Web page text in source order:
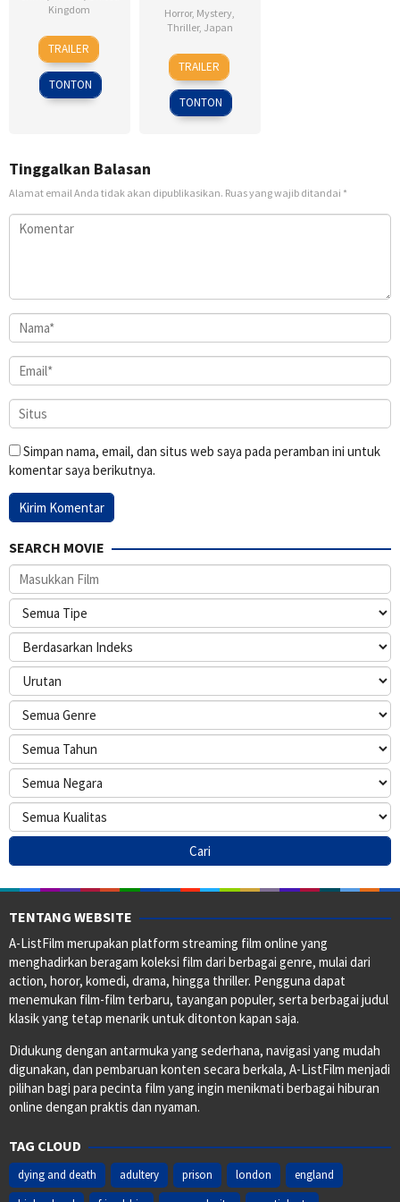
Kingdom
19
Aug
2022
Babak
Anvari
TRAILER
TONTON
Horror, Mystery,
Thriller, Japan
30
Sep
2011
Sion
Sono
TRAILER
TONTON
Tinggalkan Balasan
Alamat email Anda tidak akan dipublikasikan. Ruas yang wajib ditandai *
Simpan nama, email, dan situs web saya pada peramban ini untuk
komentar saya berikutnya.
SEARCH MOVIE
TENTANG WEBSITE
A-ListFilm merupakan platform streaming film online yang
menghadirkan beragam koleksi film dari berbagai genre, mulai dari
action, horor, komedi, drama, hingga thriller. Pengguna dapat
menemukan film-film terbaru, tayangan populer, serta berbagai judul
klasik yang tetap menarik untuk ditonton kapan saja.
Didukung dengan antarmuka yang sederhana, navigasi yang mudah
digunakan, dan pembaruan konten secara berkala, A-ListFilm menjadi
pilihan bagi para pecinta film yang ingin menikmati berbagai hiburan
online dengan praktis dan nyaman.
TAG CLOUD
dying and death adultery prison london
england